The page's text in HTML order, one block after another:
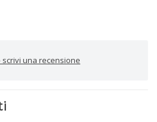
scrivi una recensione